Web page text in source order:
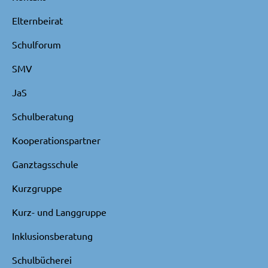
Elternbeirat
Schulforum
SMV
JaS
Schulberatung
Kooperationspartner
Ganztagsschule
Kurzgruppe
Kurz- und Langgruppe
Inklusionsberatung
Schulbücherei